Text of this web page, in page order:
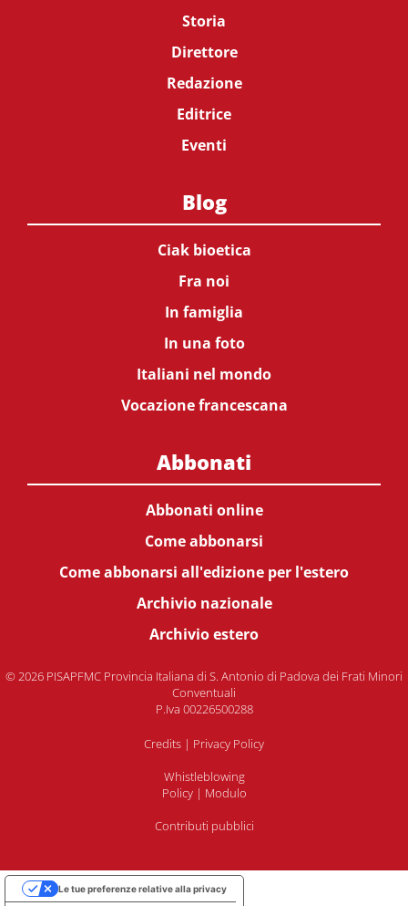
Storia
Direttore
Redazione
Editrice
Eventi
Blog
Ciak bioetica
Fra noi
In famiglia
In una foto
Italiani nel mondo
Vocazione francescana
Abbonati
Abbonati online
Come abbonarsi
Come abbonarsi all'edizione per l'estero
Archivio nazionale
Archivio estero
© 2026 PISAPFMC Provincia Italiana di S. Antonio di Padova dei Frati Minori
Conventuali
P.Iva 00226500288
Credits | Privacy Policy
Whistleblowing
Policy| Modulo
Contributi pubblici
Le tue preferenze relative alla privacy